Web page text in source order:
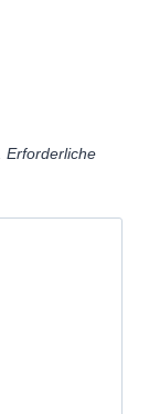
Erforderliche